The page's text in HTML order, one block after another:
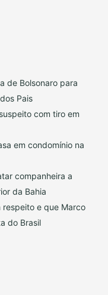
de Bolsonaro para
Pais
com tiro em
em condomínio na
companheira a
da Bahia
e que Marco
do Brasil